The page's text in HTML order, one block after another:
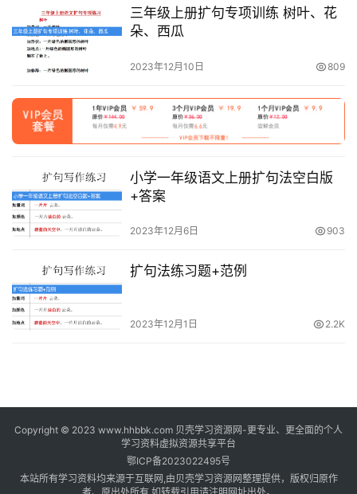
资
料
料
自
媒
体
高
中
儿
童
启
登录 注册
三年级上册扩句专项训练 树叶、花
朵、西瓜
2023年12月10日 809
小学一年级语文上册扩句法空白版
+答案
2023年12月6日 903
扩句法练习题+范例
2023年12月1日 2.2K
Copyright © 2023 www.hhbbk.com 贝壳学习资源网-更专业、更全面的个人
学习资料虚拟资源共享平台
鄂ICP备2023022495号
本站所有学习资料均来源于互联网,由贝壳学习资源网整理提供，版权归原作